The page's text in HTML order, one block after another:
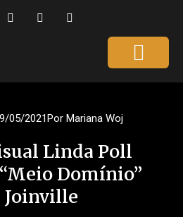
05/2021PorMariana Woj
Linda Poll
Domínio”
Joinville